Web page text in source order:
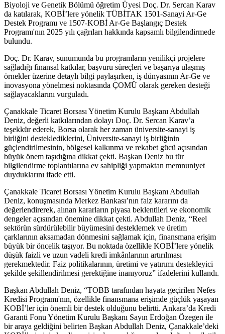
Biyoloji ve Genetik Bölümü öğretim Üyesi Doç. Dr. Sercan Karav
da katılarak, KOBİ’lere yönelik TÜBİTAK 1501-Sanayi Ar-Ge
Destek Programı ve 1507-KOBİ Ar-Ge Başlangıç Destek
Programı'nın 2025 yılı çağrıları hakkında kapsamlı bilgilendirmede
bulundu.
Doç. Dr. Karav, sunumunda bu programların yenilikçi projelere
sağladığı finansal katkılar, başvuru süreçleri ve başarıya ulaşmış
örnekler üzerine detaylı bilgi paylaşırken, iş dünyasının Ar-Ge ve
inovasyona yönelmesi noktasında ÇOMÜ olarak gereken desteği
sağlayacaklarını vurguladı.
Çanakkale Ticaret Borsası Yönetim Kurulu Başkanı Abdullah
Deniz, değerli katkılarından dolayı Doç. Dr. Sercan Karav’a
teşekkür ederek, Borsa olarak her zaman üniversite-sanayi iş
birliğini desteklediklerini, Üniversite-sanayi iş birliğinin
güçlendirilmesinin, bölgesel kalkınma ve rekabet gücü açısından
büyük önem taşıdığına dikkat çekti. Başkan Deniz bu tür
bilgilendirme toplantılarına ev sahipliği yapmaktan memnuniyet
duyduklarını ifade etti.
Çanakkale Ticaret Borsası Yönetim Kurulu Başkanı Abdullah
Deniz, konuşmasında Merkez Bankası’nın faiz kararını da
değerlendirerek, alınan kararların piyasa beklentileri ve ekonomik
dengeler açısından önemine dikkat çekti. Abdullah Deniz, “Reel
sektörün sürdürülebilir büyümesini desteklemek ve üretim
çarklarının aksamadan dönmesini sağlamak için, finansmana erişim
büyük bir öncelik taşıyor. Bu noktada özellikle KOBİ’lere yönelik
düşük faizli ve uzun vadeli kredi imkânlarının artırılması
gerekmektedir. Faiz politikalarının, üretimi ve yatırımı destekleyici
şekilde şekillendirilmesi gerektiğine inanıyoruz” ifadelerini kullandı.
Başkan Abdullah Deniz, “TOBB tarafından hayata geçirilen Nefes
Kredisi Programı'nın, özellikle finansmana erişimde güçlük yaşayan
KOBİ’ler için önemli bir destek olduğunu belirtti. Ankara’da Kredi
Garanti Fonu Yönetim Kurulu Başkanı Sayın Erdoğan Özegen ile
bir araya geldiğini belirten Başkan Abdullah Deniz, Çanakkale’deki